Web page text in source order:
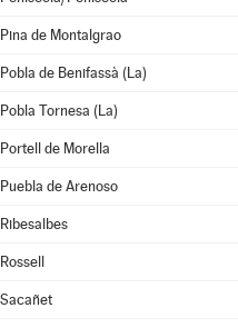
Pina de Montalgrao
Pobla de Benifassà (La)
Pobla Tornesa (La)
Portell de Morella
Puebla de Arenoso
Ribesalbes
Rossell
Sacañet